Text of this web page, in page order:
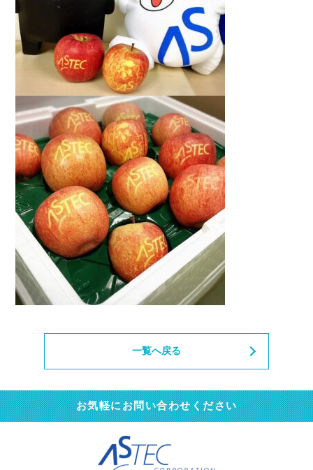
一覧へ戻る
お気軽にお問い合わせください